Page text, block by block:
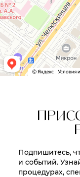
Подпишитесь,
и событий.
процедурах,